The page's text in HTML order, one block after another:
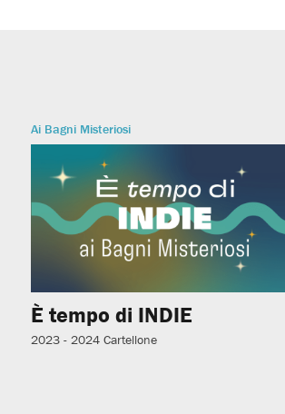
Ai Bagni Misteriosi
È tempo di INDIE
2023 - 2024 Cartellone